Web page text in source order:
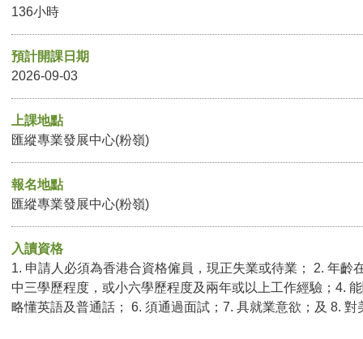
136小時
預計開課日期
2026-09-03
上課地點
匯縱專業發展中心(粉嶺)
報名地點
匯縱專業發展中心(粉嶺)
入讀資格
1. 申請人必須為香港合資格僱員，現正失業或待業； 2. 年齡
中三學歷程度，或小六學歷程度及兩年或以上工作經驗；4.
略懂英語及普通話 ； 6. 須通過面試；7. 具就業意欲；及 8. 對